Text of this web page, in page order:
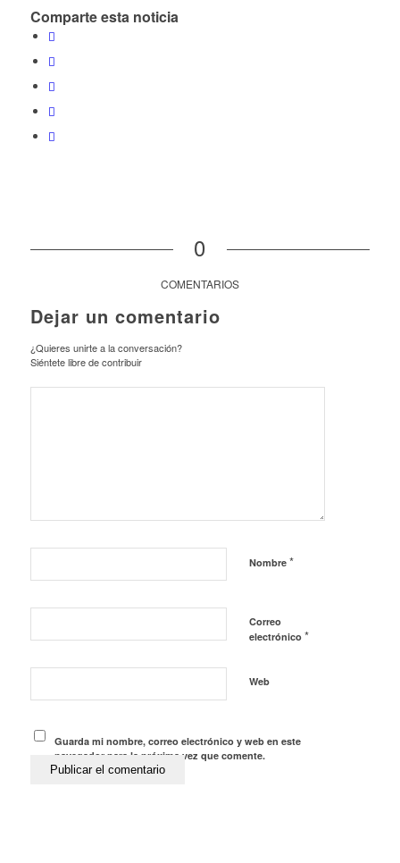
Comparte esta noticia
0
COMENTARIOS
Dejar un comentario
¿Quieres unirte a la conversación?
Siéntete libre de contribuir
Nombre *
Correo
electrónico *
Web
Guarda mi nombre, correo electrónico y web en este
navegador para la próxima vez que comente.